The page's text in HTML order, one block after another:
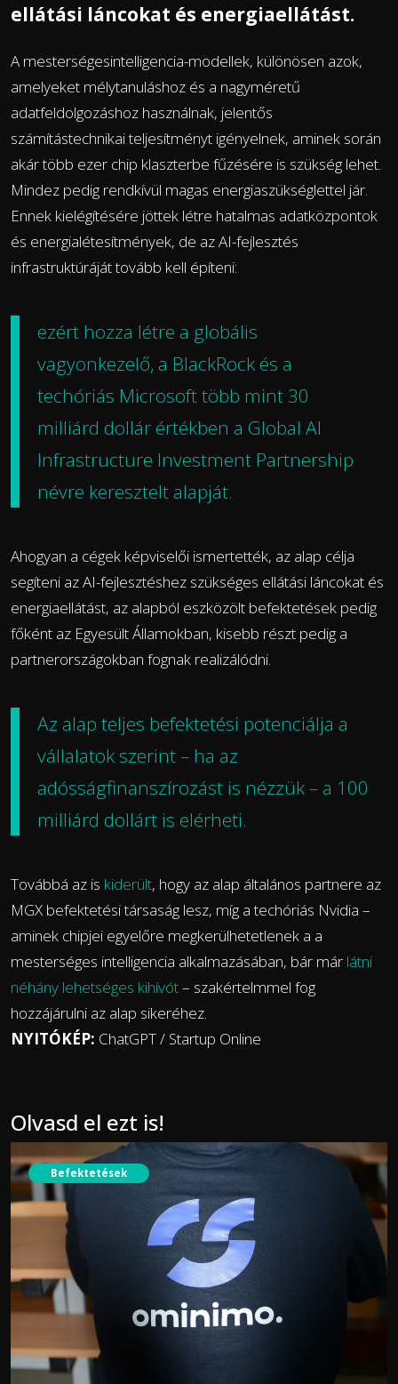
ellátási láncokat és energiaellátást.
A mesterségesintelligencia-modellek, különösen azok,
amelyeket mélytanuláshoz és a nagyméretű
adatfeldolgozáshoz használnak, jelentős
számítástechnikai teljesítményt igényelnek, aminek során
akár több ezer chip klaszterbe fűzésére is szükség lehet.
Mindez pedig rendkívül magas energiaszükséglettel jár.
Ennek kielégítésére jöttek létre hatalmas adatközpontok
és energialétesítmények, de az AI-fejlesztés
infrastruktúráját tovább kell építeni:
ezért hozza létre a globális
vagyonkezelő, a BlackRock és a
techóriás Microsoft több mint 30
milliárd dollár értékben a Global AI
Infrastructure Investment Partnership
névre keresztelt alapját.
Ahogyan a cégek képviselői ismertették, az alap célja
segíteni az AI-fejlesztéshez szükséges ellátási láncokat és
energiaellátást, az alapból eszközölt befektetések pedig
főként az Egyesült Államokban, kisebb részt pedig a
partnerországokban fognak realizálódni.
Az alap teljes befektetési potenciálja a
vállalatok szerint – ha az
adósságfinanszírozást is nézzük – a 100
milliárd dollárt is elérheti.
Továbbá az is kiderült, hogy az alap általános partnere az
MGX befektetési társaság lesz, míg a techóriás Nvidia –
aminek chipjei egyelőre megkerülhetetlenek a a
mesterséges intelligencia alkalmazásában, bár már látni
néhány lehetséges kihívót– szakértelmmel fog
hozzájárulni az alap sikeréhez.
NYITÓKÉP: ChatGPT / Startup Online
Olvasd el ezt is!
Befektetések